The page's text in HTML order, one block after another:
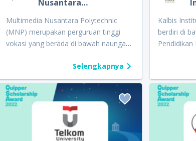
disalurkan untuk siswa dengan skor
terbaik dan lulus tes seleksi.
QSA dan
Nusantara…
Multimedia Nusantara Polytechnic
(MNP) merupakan perguruan tinggi
vokasi yang berada di bawah naungan
Universitas Multimedia Nusantara,
yakni Yayasan Multimedia Nusantara.
MNP memiliki relasi dengan industri di
berbagai bidang termasuk media,
hospitality
. Pilihan jurusan
yang ditawarkan yakni
Animation, Event Management,
danE-
Selengkapnya
Kalbis
berdiri di
tergambar
+Internship
=You’re
agar
dengan